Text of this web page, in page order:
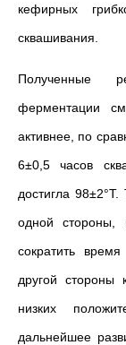
кефирных
сквашивания.
Полученные
ферментации
активнее, по
6±0,5 часов
достигла
одной стороны,
сократить
другой стороны
низких
дальнейшее